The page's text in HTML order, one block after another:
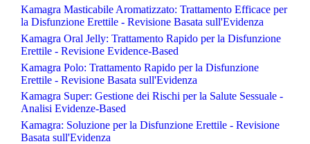
Kamagra Masticabile Aromatizzato: Trattamento Efficace per
la Disfunzione Erettile - Revisione Basata sull'Evidenza
Kamagra Oral Jelly: Trattamento Rapido per la Disfunzione
Erettile - Revisione Evidence-Based
Kamagra Polo: Trattamento Rapido per la Disfunzione
Erettile - Revisione Basata sull'Evidenza
Kamagra Super: Gestione dei Rischi per la Salute Sessuale -
Analisi Evidenze-Based
Kamagra: Soluzione per la Disfunzione Erettile - Revisione
Basata sull'Evidenza